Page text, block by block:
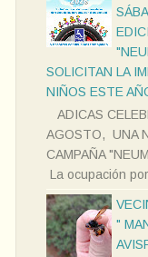
SOLICITAN LA
NIÑOS ESTE
ADICAS
AGOSTO, UNA
CAMPAÑA
La ocupación
"